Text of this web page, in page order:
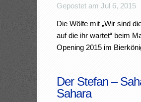
Gepostet am Jul 6, 2015
Die Wölfe mit „Wir sind
auf die ihr wartet“ beim
Opening 2015 im
Der Stefan –
Sahara